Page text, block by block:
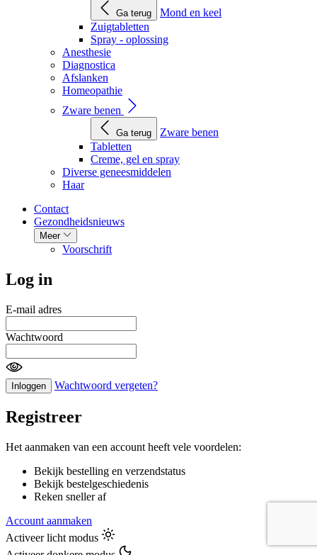
Ga terug
Mond en keel
Zuigtabletten
Spray - oplossing
Anesthesie
Diagnostica
Afslanken
Homeopathie
Zware benen
Ga terug
Zware benen
Tabletten
Creme, gel en spray
Diverse geneesmiddelen
Haar
Contact
Gezondheidsnieuws
Meer
Voorschrift
Log in
E-mail adres
Wachtwoord
Inloggen Wachtwoord vergeten?
Registreer
Het aanmaken van een account heeft vele voordelen:
Bekijk bestelling en verzendstatus
Bekijk bestelgeschiedenis
Reken sneller af
Account aanmaken
Activeer licht modus